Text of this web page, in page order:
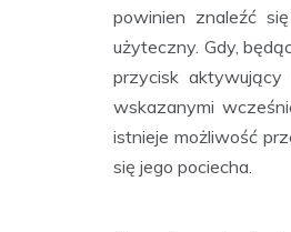
powinien znaleźć
użyteczny. Gdy,
przycisk aktywujący
wskazanymi
istnieje możliwość
się jego pociecha.